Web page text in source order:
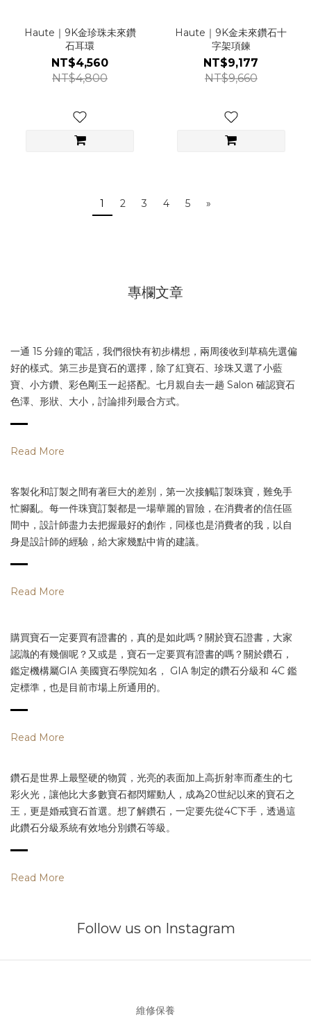
Haute｜9K金珍珠未來鑽
石耳環
NT$4,560
NT$4,800
Haute｜9K金未來鑽石十
字架項鍊
NT$9,177
NT$9,660
1 2 3 4 5 »
專欄文章
一通 15 分鐘的電話，我們很快有初步構想，兩周後收到草稿先選偏
好的樣式。第三步是寶石的選擇，除了紅寶石、珍珠又選了小藍
寶、小方鑽、彩色剛玉一起搭配。七月親自去一趟 Salon 確認寶石
色澤、形狀、大小，討論排列最合方式。
Read More
客製化和訂製之間有著巨大的差別，第一次接觸訂製珠寶，難免手
忙腳亂。每一件珠寶訂製都是一場華麗的冒險，在消費者的信任區
間中，設計師盡力去把握最好的創作，同樣也是消費者的我，以自
身是設計師的經驗，給大家幾點中肯的建議。
Read More
購買寶石一定要買有證書的，真的是如此嗎？關於寶石證書，大家
認識的有幾個呢？又或是，寶石一定要買有證書的嗎？關於鑽石，
鑑定機構屬GIA 美國寶石學院知名， GIA 制定的鑽石分級和 4C 鑑
定標準，也是目前市場上所通用的。
Read More
鑽石是世界上最堅硬的物質，光亮的表面加上高折射率而產生的七
彩火光，讓他比大多數寶石都閃耀動人，成為20世紀以來的寶石之
王，更是婚戒寶石首選。想了解鑽石，一定要先從4C下手，透過這
此鑽石分級系統有效地分別鑽石等級。
Read More
Follow us on Instagram
維修保養